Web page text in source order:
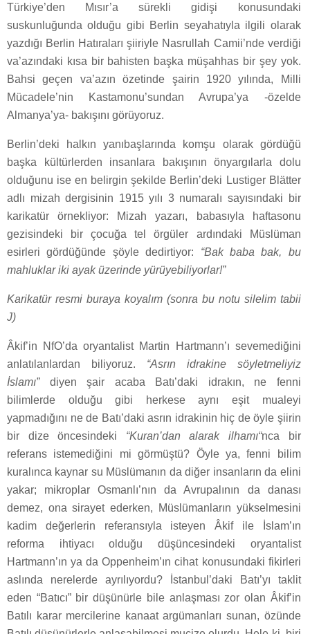
Türkiye’den Mısır’a sürekli gidişi konusundaki
suskunluğunda olduğu gibi Berlin seyahatıyla ilgili olarak
yazdığı Berlin Hatıraları şiiriyle Nasrullah Camii’nde verdiği
va’azındaki kısa bir bahisten başka müşahhas bir şey yok.
Bahsi geçen va’azın özetinde şairin 1920 yılında, Milli
Mücadele’nin Kastamonu’sundan Avrupa’ya -özelde
Almanya’ya- bakışını görüyoruz.
Berlin’deki halkın yanıbaşlarında komşu olarak gördüğü
başka kültürlerden insanlara bakışının önyargılarla dolu
olduğunu ise en belirgin şekilde Berlin’deki Lustiger Blätter
adlı mizah dergisinin 1915 yılı 3 numaralı sayısındaki bir
karikatür örnekliyor: Mizah yazarı, babasıyla haftasonu
gezisindeki bir çocuğa tel örgüler ardındaki Müslüman
esirleri gördüğünde şöyle dedirtiyor: “Bak baba bak, bu
mahluklar iki ayak üzerinde yürüyebiliyorlar!”
Karikatür resmi buraya koyalım (sonra bu notu silelim tabii
J)
Âkif’in NfO’da oryantalist Martin Hartmann’ı sevemediğini
anlatılanlardan biliyoruz. “Asrın idrakine söyletmeliyiz
İslamı”diyen şair acaba Batı’daki idrakın, ne fenni
bilimlerde olduğu gibi herkese aynı eşit mualeyi
yapmadığını ne de Batı’daki asrın idrakinin hiç de öyle şiirin
bir dize öncesindeki “Kuran’dan alarak ilhamı“nca bir
referans istemediğini mi görmüştü? Öyle ya, fenni bilim
kuralınca kaynar su Müslümanın da diğer insanların da elini
yakar; mikroplar Osmanlı’nın da Avrupalının da danası
demez, ona sirayet ederken, Müslümanların yükselmesini
kadim değerlerin referansıyla isteyen Âkif ile İslam’ın
reforma ihtiyacı olduğu düşüncesindeki oryantalist
Hartmann’ın ya da Oppenheim’ın cihat konusundaki fikirleri
aslında nerelerde ayrılıyordu? İstanbul’daki Batı’yı taklit
eden “Batıcı” bir düşünürle bile anlaşması zor olan Âkif’in
Batılı karar mercilerine kanaat argümanları sunan, özünde